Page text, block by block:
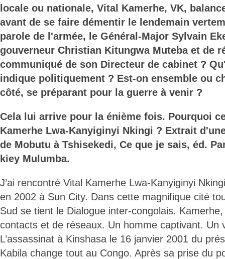
locale ou nationale, Vital Kamerhe, VK,
avant de se faire démentir le lendemain
parole de l'armée, le Général-Major Sylvain
gouverneur Christian Kitungwa Muteba et de
communiqué de son Directeur de cabinet ?
indique politiquement ? Est-on ensemble ou
côté, se préparant pour la guerre à venir ?
Cela lui arrive pour la énième fois. Pourquoi
Kamerhe Lwa-Kanyiginyi Nkingi ? Extrait
de Mobutu à Tshisekedi, Ce que je sais, éd.
kiey Mulumba.
J’ai rencontré Vital Kamerhe Lwa-Kanyiginyi
en 2002 à Sun City. Dans cette magnifique cité
Sud se tient le Dialogue inter-congolais.
contacts et de réseaux. Un homme captivant. Un
L’assassinat à Kinshasa le 16 janvier 2001 du
Kabila change tout au Congo. Après sa prise du